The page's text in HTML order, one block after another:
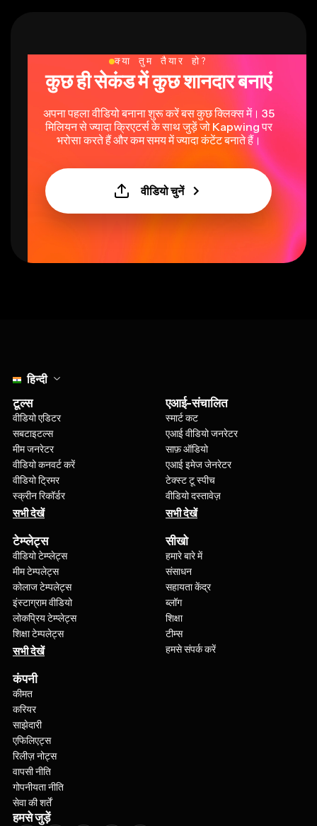
क्या तुम तैयार हो?
कुछ ही सेकंड में कुछ शानदार बनाएं
अपना पहला वीडियो बनाना शुरू करें बस कुछ क्लिक्स में। 35
मिलियन से ज्यादा क्रिएटर्स के साथ जुड़ें जो Kapwing पर
भरोसा करते हैं और कम समय में ज्यादा कंटेंट बनाते हैं।
वीडियो चुनें
हिन्दी
टूल्स
वीडियो एडिटर
सबटाइटल्स
मीम जनरेटर
वीडियो कनवर्ट करें
वीडियो ट्रिमर
स्क्रीन रिकॉर्डर
सभी देखें
एआई-संचालित
स्मार्ट कट
एआई वीडियो जनरेटर
साफ़ ऑडियो
एआई इमेज जेनरेटर
टेक्स्ट टू स्पीच
वीडियो दस्तावेज़
सभी देखें
टेम्प्लेट्स
वीडियो टेम्प्लेट्स
मीम टेम्पलेट्स
कोलाज टेम्पलेट्स
इंस्टाग्राम वीडियो
लोकप्रिय टेम्प्लेट्स
शिक्षा टेम्पलेट्स
सभी देखें
सीखो
हमारे बारे में
संसाधन
सहायता केंद्र
ब्लॉग
शिक्षा
टीम्स
हमसे संपर्क करें
कंपनी
कीमत
करियर
साझेदारी
एफिलिएट्स
रिलीज़ नोट्स
वापसी नीति
गोपनीयता नीति
सेवा की शर्तें
हमसे जुड़ें